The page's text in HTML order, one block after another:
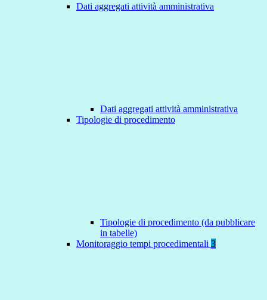
Dati aggregati attività amministrativa
Dati aggregati attività amministrativa
Tipologie di procedimento
Tipologie di procedimento (da pubblicare
in tabelle)
Monitoraggio tempi procedimentali 3